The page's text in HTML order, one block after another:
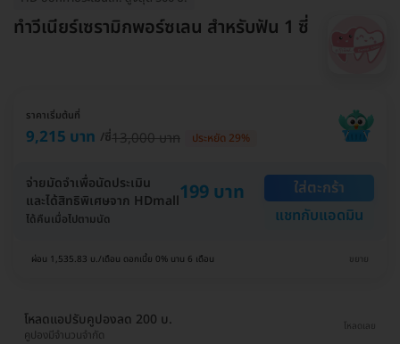
ทำวีเนียร์เซรามิกพอร์ซเลน สำหรับฟัน 1 ซี่
ราคาเริ่มต้นที่
9,215 บาท /ซี่13,000 บาท ประหยัด 29%
จ่ายมัดจำเพื่อนัดประเมิน
และได้สิทธิพิเศษจาก HDmall199 บาท
ได้คืนเมื่อไปตามนัด
ใส่ตะกร้า
แชทกับแอดมิน
ผ่อน 1,535.83 บ./เดือน ดอกเบี้ย 0% นาน 6 เดือน ขยาย
โหลดแอปรับคูปองลด 200 บ.
คูปองมีจำนวนจำกัด
โหลดเลย